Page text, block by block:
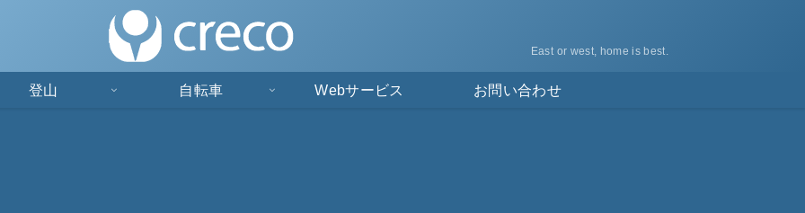
East or west, home is best.
登山 自転車 Webサービス お問い合わせ